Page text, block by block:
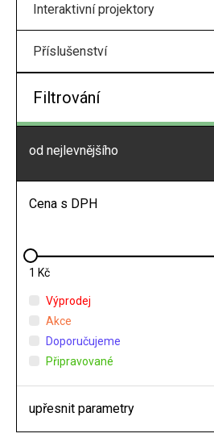
Interaktivní projektory
Příslušenství
Filtrování
od nejlevnějšího
Cena s DPH
1
Výprodej
Akce
Doporučujeme
Připravované
upřesnit parametry